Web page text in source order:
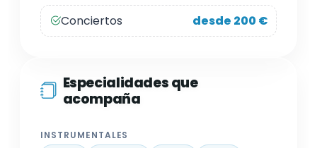
Conciertos desde 200 €
Especialidades que
acompaña
INSTRUMENTALES